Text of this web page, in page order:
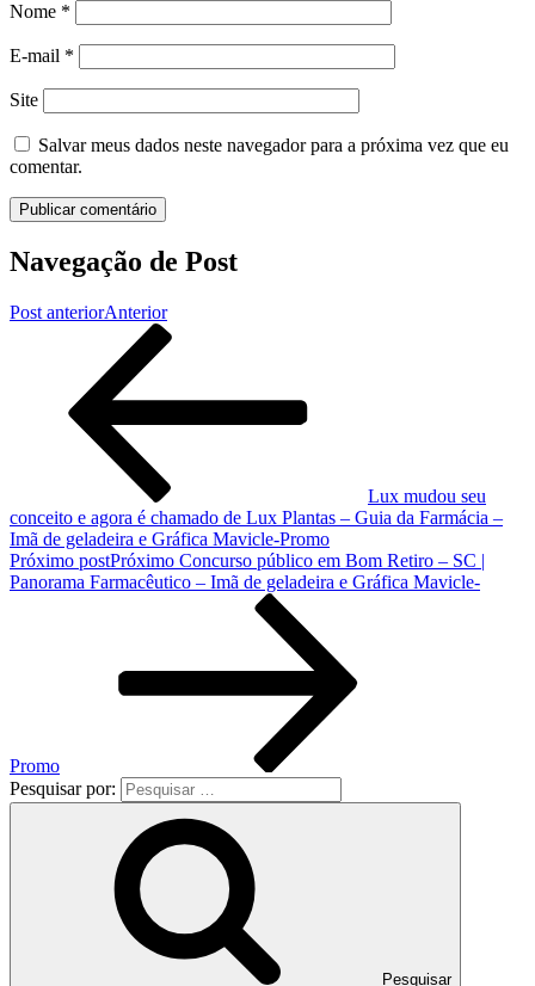
Nome *
E-mail *
Site
Salvar meus dados neste navegador para a próxima vez que eu
comentar.
Navegação de Post
Post anteriorAnterior
Lux mudou seu
conceito e agora é chamado de Lux Plantas – Guia da Farmácia –
Imã de geladeira e Gráfica Mavicle-Promo
Próximo postPróximo Concurso público em Bom Retiro – SC |
Panorama Farmacêutico – Imã de geladeira e Gráfica Mavicle-
Promo
Pesquisar por:
Pesquisar